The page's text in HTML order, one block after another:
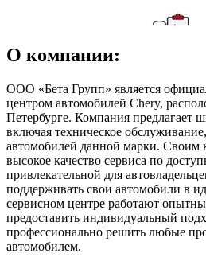
О компании:
ООО «Бета Групп» является
центром автомобилей Chery,
Петербурге. Компания предлагает
включая техническое
автомобилей данной марки. Своим
высокое качество сервиса по
привлекательной для
поддерживать свои автомобили в
сервисном центре работают
предоставить индивидуальный
профессионально решить любые
автомобилем.